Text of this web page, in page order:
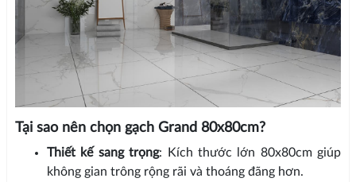
Tại sao nên chọn gạch Grand 80x80cm?
Thiết kế sang trọng: Kích thước lớn 80x80cm giúp
không gian trông rộng rãi và thoáng đãng hơn.